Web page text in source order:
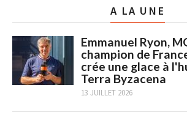
A LA UNE
Emmanuel Ryon,
champion de
crée une glace à
Terra Byzacena
13 JUILLET 2026